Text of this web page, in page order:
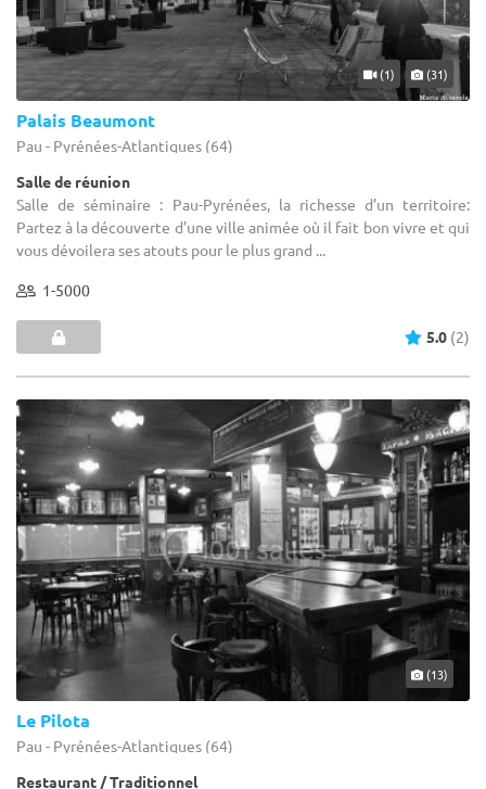
(1) (31)
Palais Beaumont
Pau - Pyrénées-Atlantiques (64)
Salle de réunion
Salle de séminaire : Pau-Pyrénées, la richesse d’un territoire:
Partez à la découverte d’une ville animée où il fait bon vivre et qui
vous dévoilera ses atouts pour le plus grand ...
1-5000
5.0 (2)
(13)
Le Pilota
Pau - Pyrénées-Atlantiques (64)
Restaurant / Traditionnel